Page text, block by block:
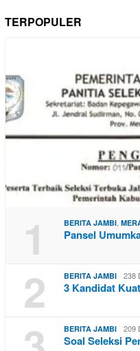
TERPOPULER
1 BERITA JAMBI,
Pansel
2 BERITA JAMBI 238
3 Kandidat
BERITA JAMBI 209
Soal Seleksi